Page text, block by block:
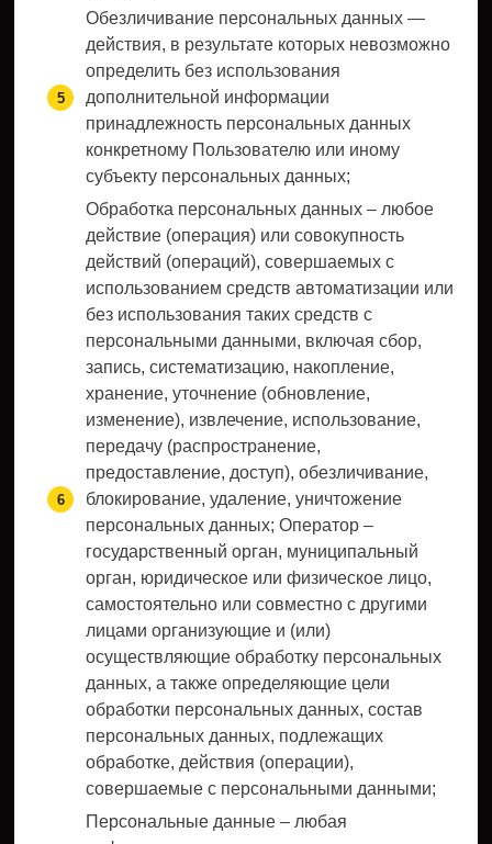
Обезличивание персональных данных —
действия, в результате которых невозможно
определить без использования
дополнительной информации
принадлежность персональных данных
конкретному Пользователю или иному
субъекту персональных данных;
Обработка персональных данных – любое
действие (операция) или совокупность
действий (операций), совершаемых с
использованием средств автоматизации или
без использования таких средств с
персональными данными, включая сбор,
запись, систематизацию, накопление,
хранение, уточнение (обновление,
изменение), извлечение, использование,
передачу (распространение,
предоставление, доступ), обезличивание,
блокирование, удаление, уничтожение
персональных данных; Оператор –
государственный орган, муниципальный
орган, юридическое или физическое лицо,
самостоятельно или совместно с другими
лицами организующие и (или)
осуществляющие обработку персональных
данных, а также определяющие цели
обработки персональных данных, состав
персональных данных, подлежащих
обработке, действия (операции),
совершаемые с персональными данными;
Персональные данные – любая